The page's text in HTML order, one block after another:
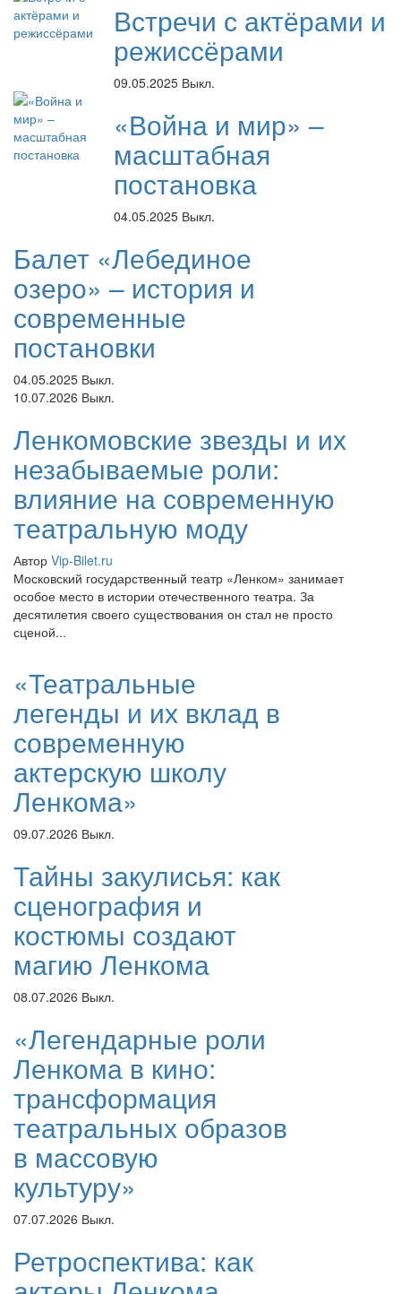
Встречи с актёрами и
режиссёрами
09.05.2025 Выкл.
«Война и мир» –
масштабная
постановка
04.05.2025 Выкл.
Балет «Лебединое
озеро» – история и
современные
постановки
04.05.2025 Выкл.
10.07.2026 Выкл.
Ленкомовские звезды и их
незабываемые роли:
влияние на современную
театральную моду
Автор Vip-Bilet.ru
Московский государственный театр «Ленком» занимает
особое место в истории отечественного театра. За
десятилетия своего существования он стал не просто
сценой...
«Театральные
легенды и их вклад в
современную
актерскую школу
Ленкома»
09.07.2026 Выкл.
Тайны закулисья: как
сценография и
костюмы создают
магию Ленкома
08.07.2026 Выкл.
«Легендарные роли
Ленкома в кино:
трансформация
театральных образов
в массовую
культуру»
07.07.2026 Выкл.
Ретроспектива: как